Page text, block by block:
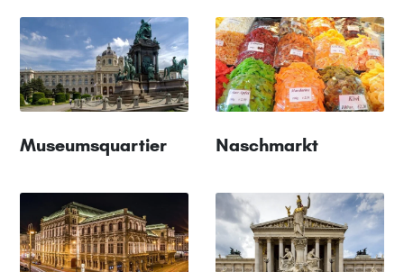
Museumsquartier Naschmarkt